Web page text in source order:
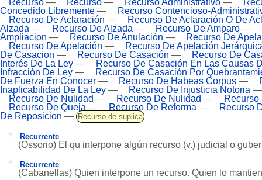
Concedido Libremente —
Recurso Contencioso-
Recurso De Aclaración —
Recurso De Aclaración O De
Alzada — Recurso De Alzada — Recurso De Amparo —
Ampliacion — Recurso De Anulación —
Recurso De
Recurso De Apelación —
Recurso De Apelación
De Casacion — Recurso De Casación —
Recurso De
Interés De La Ley —
Recurso De Casación En Las Causas
Infracción De Ley —
Recurso De Casación Por
De Fuerza En Conocer — Recurso De Habeas Corpus —
Inaplicabilidad De La Ley — Recurso De Injusticia Notoria
Recurso De Nulidad — Recurso De Nulidad —
Recurso
Recurso De Queja — Recurso De Reforma —
Recurso
De Reposicion — Recurso de suplica
Recurrente
(Ossorio) El qu interpone algún recurso (v.) judicial o
Recurrente
(Cabanellas) Quien interpone un recurso. Quien lo